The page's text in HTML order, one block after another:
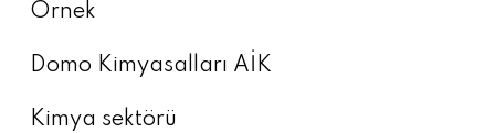
Örnek
Domo Kimyasalları AİK
Kimya sektörü